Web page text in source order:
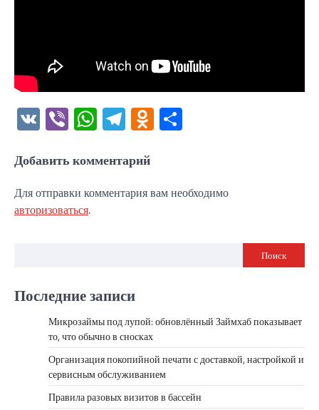
VK ViberWhatsApp
Telegram
Odnoklassniki
Добавить комментарий
Для отправки комментария вам необходимо
авторизоваться.
Поиск
Последние записи
Микрозаймы под лупой: обновлённый Займхаб показывает
то, что обычно в сносках
Организация покопийной печати с доставкой, настройкой и
сервисным обслуживанием
Правила разовых визитов в бассейн